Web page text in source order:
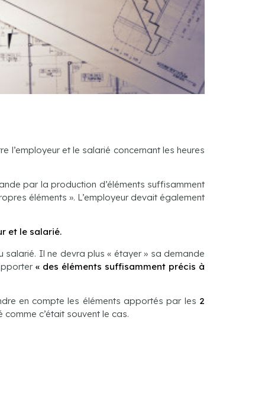
l’employeur et le salarié concernant les heures
par la production d’éléments suffisamment
éléments ». L’employeur devait également
et le salarié.
salarié. Il ne devra plus « étayer » sa demande
« des éléments suffisamment précis à
en compte les éléments apportés par les 2
c’était souvent le cas.